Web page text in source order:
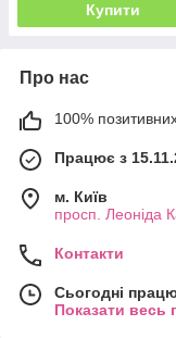
Купити
Про нас
100% позитивних
Працює з
м. Київ
просп. Леоніда
Контакти
Сьогодні
Показати весь